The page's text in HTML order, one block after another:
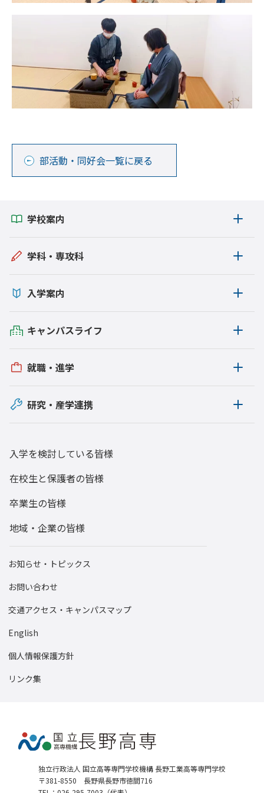
部活動・同好会一覧に戻る
学校案内
学科・専攻科
入学案内
キャンパスライフ
就職・進学
研究・産学連携
入学を検討している皆様
在校生と保護者の皆様
卒業生の皆様
地域・企業の皆様
お知らせ・トピックス
お問い合わせ
交通アクセス・キャンパスマップ
English
個人情報保護方針
リンク集
独立行政法人 国立高等専門学校機構 長野工業高等専門学校
〒381-8550 長野県長野市徳間716